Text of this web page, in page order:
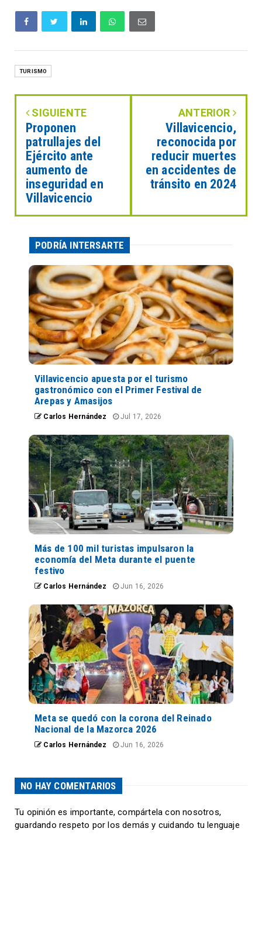
TURISMO
SIGUIENTE
Proponen
patrullajes del
Ejército ante
aumento de
inseguridad en
Villavicencio
ANTERIOR
Villavicencio,
reconocida por
reducir muertes
en accidentes de
tránsito en 2024
PODRÍA INTERSARTE
Villavicencio apuesta por el turismo
gastronómico con el Primer Festival de
Arepas y Amasijos
Carlos Hernández Jul 17, 2026
Más de 100 mil turistas impulsaron la
economía del Meta durante el puente
festivo
Carlos Hernández Jun 16, 2026
Meta se quedó con la corona del Reinado
Nacional de la Mazorca 2026
Carlos Hernández Jun 16, 2026
NO HAY COMENTARIOS
Tu opinión es importante, compártela con nosotros,
guardando respeto por los demás y cuidando tu lenguaje